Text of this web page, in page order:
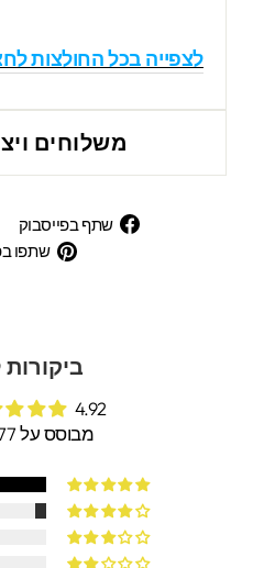
לצפייה בכל החולצות
משלוחים
שתף בפייסבוק
שתפו
4.92 מתוך 5
מבוסס על 2277 ביקורות